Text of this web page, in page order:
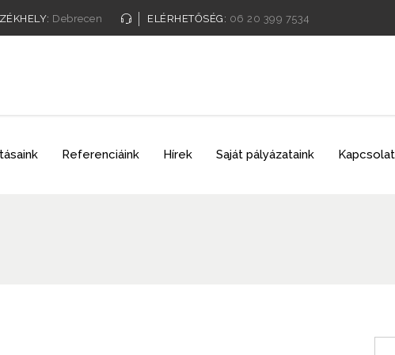
Debrecen ELÉRHETŐSÉG: 06 20 399 7534
Referenciáink Hírek Saját pályázataink Kapcsolat